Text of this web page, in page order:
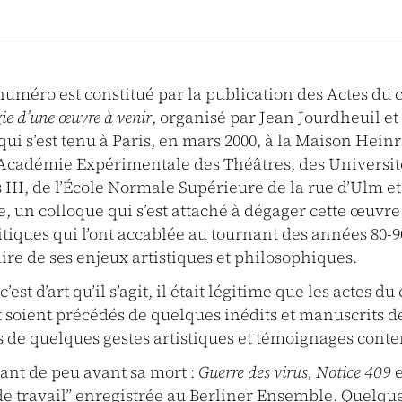
est constitué par la publication des Actes du
d’une œuvre à venir, organisé par Jean Jourdheuil
s’est tenu à Paris, en mars 2000, à la Maison
Expérimentale des Théâtres, des
de l’École Normale Supérieure de la rue d’Ulm
colloque qui s’est attaché à dégager cette
qui l’ont accablée au tournant des années 80-
de ses enjeux artistiques et philosophiques.
d’art qu’il s’agit, il était légitime que les actes
précédés de quelques inédits et manuscrits
de quelques gestes artistiques et témoignages
de peu avant sa mort : Guerre des virus, Notice 409
travail” enregistrée au Berliner Ensemble.